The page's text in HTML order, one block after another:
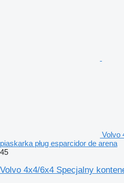
Volvo
piaskarka pług esparcidor de arena
45
Volvo 4x4/6x4 Specjalny